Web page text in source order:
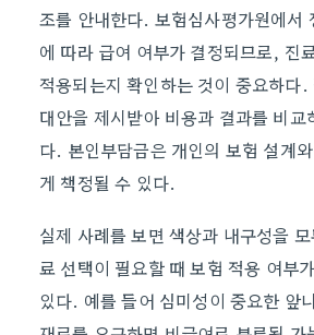
조를 안내한다. 보험심사평가원에서
에 따라 급여 여부가 결정되므로, 진
적용되는지 확인하는 것이 중요하다.
대안을 제시받아 비용과 결과를 비교
다. 본인부담금은 개인의 보험 설계
게 책정될 수 있다.
실제 사례를 보면 색상과 내구성을
료 선택이 필요할 때 보험 적용 여부
있다. 예를 들어 심미성이 중요한 앞